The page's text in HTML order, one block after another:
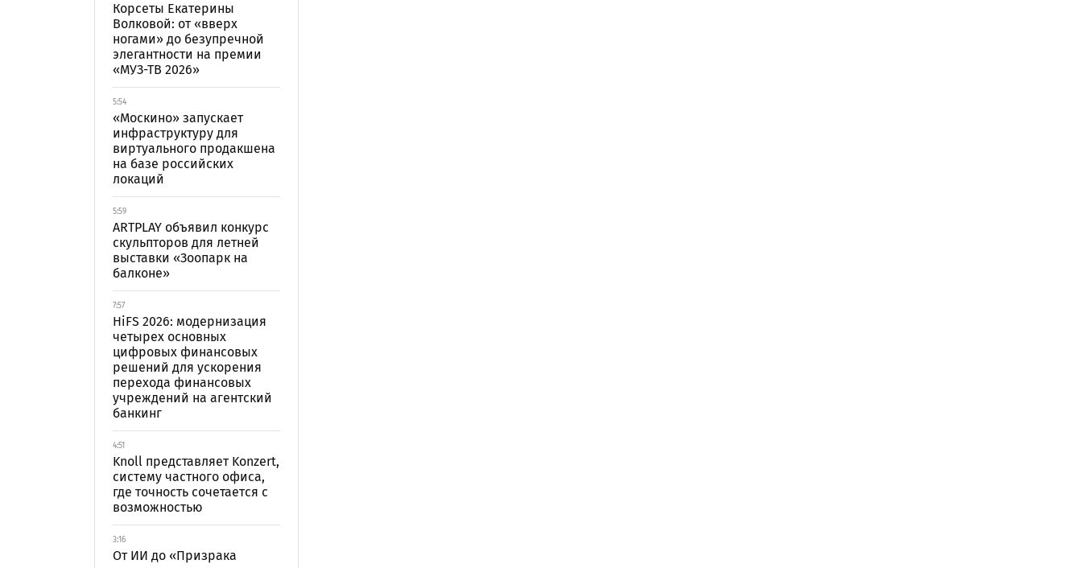
Корсеты Екатерины
Волковой: от «вверх
ногами» до безупречной
элегантности на премии
«МУЗ-ТВ 2026»
5:54
«Москино» запускает
инфраструктуру для
виртуального продакшена
на базе российских
локаций
5:59
ARTPLAY объявил конкурс
скульпторов для летней
выставки «Зоопарк на
балконе»
7:57
HiFS 2026: модернизация
четырех основных
цифровых финансовых
решений для ускорения
перехода финансовых
учреждений на агентский
банкинг
4:51
Knoll представляет Konzert,
систему частного офиса,
где точность сочетается с
возможностью
3:16
От ИИ до «Призрака